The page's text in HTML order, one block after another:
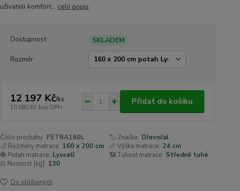
uživateli komfort... celý popis
Dostupnost SKLADEM
Rozměr
12 197 Kč/ks
10 080 Kč bez DPH
Přidat do košíku
Číslo produktu: PETRA160L 🏷️ Značka: Dřevočal
📐 Rozměry matrace: 160 x 200 cm 📏 Výška matrace: 24 cm
🧶 Potah matrace: Lyocell 📶 Tuhost matrace: Středně tuhé
⚖️ Nosnost [kg]: 130
Do oblíbených